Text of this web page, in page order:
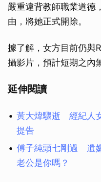
嚴重違背教師職業道德
由，將她正式開除。
據了解，女方目前仍與
攝影片，預計短期之內
延伸閱讀
黃大煒驟逝 經紀人
提告
傅子純頭七剛過 遺
老公是你嗎？